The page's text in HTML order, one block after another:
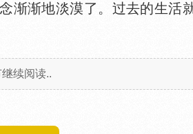
渐渐地淡漠了。过去的生活
续阅读..